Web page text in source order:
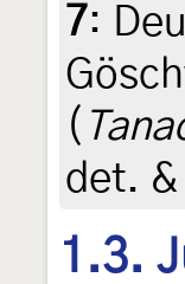
7:
(
det.
1.3.